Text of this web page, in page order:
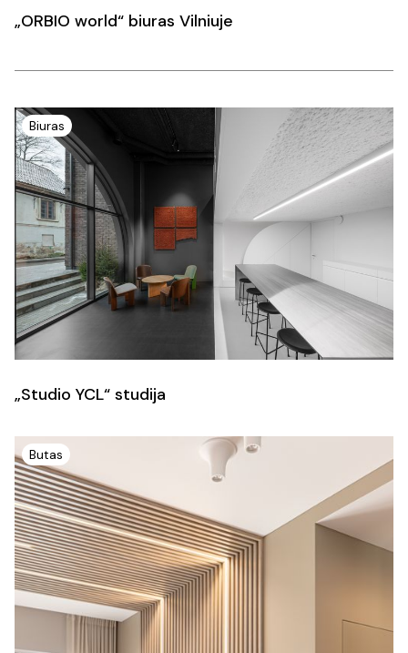
„ORBIO world“ biuras Vilniuje
Biuras
„Studio YCL“ studija
Butas